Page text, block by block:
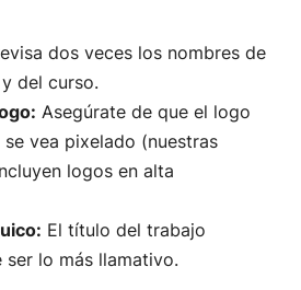
dos veces los nombres de
del curso.
Asegúrate de que el logo
vea pixelado (nuestras
logos en alta
El título del trabajo
ser lo más llamativo.